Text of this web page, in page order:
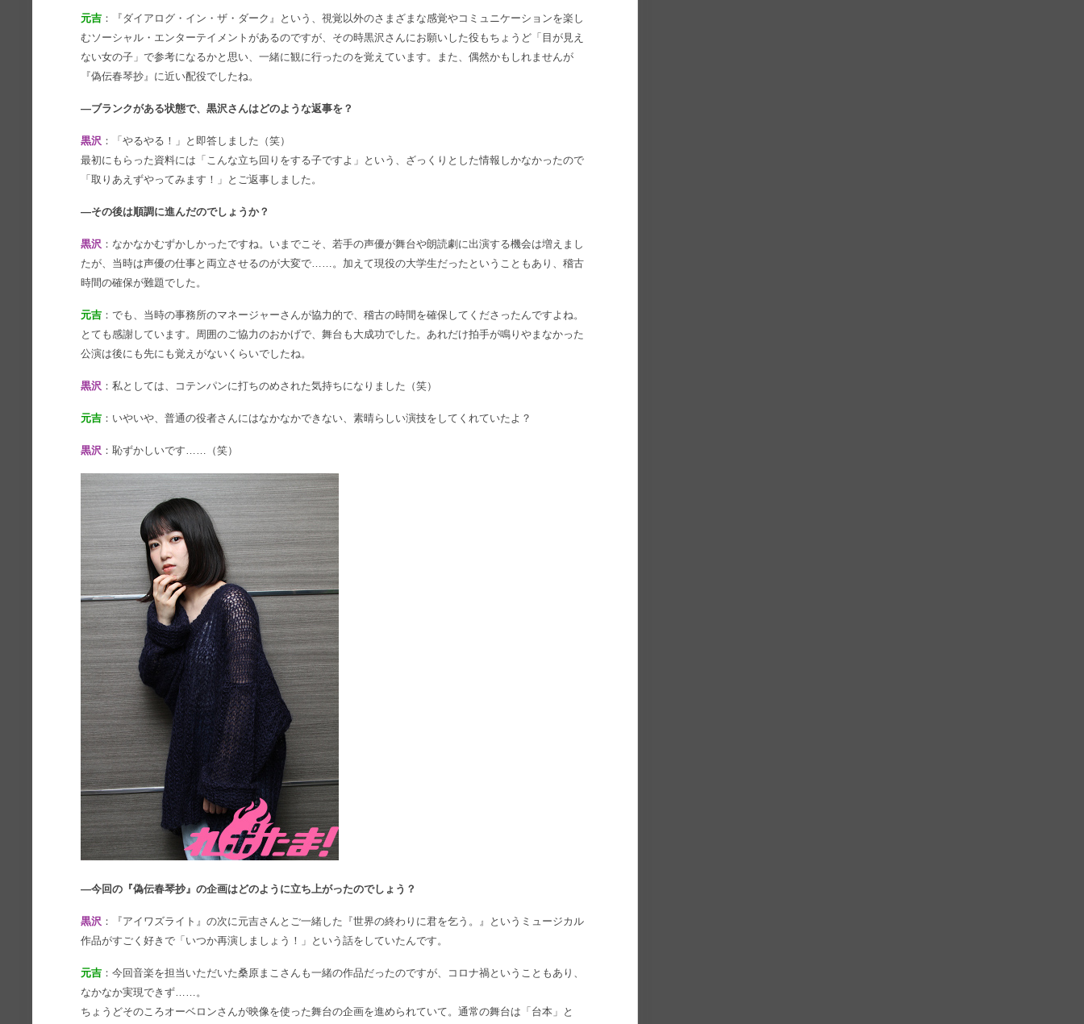
元吉 ：『ダイアログ・イン・ザ・ダーク』という、視覚以外のさまざまな感覚やコミュニケーションを楽し
むソーシャル・エンターテイメントがあるのですが、その時黒沢さんにお願いした役もちょうど「目が見え
ない女の子」で参考になるかと思い、一緒に観に行ったのを覚えています。また、偶然かもしれませんが
『偽伝春琴抄』に近い配役でしたね。
―ブランクがある状態で、黒沢さんはどのような返事を？
黒沢 ：「やるやる！」と即答しました（笑）
最初にもらった資料には「こんな立ち回りをする子ですよ」という、ざっくりとした情報しかなかったので
「取りあえずやってみます！」とご返事しました。
―その後は順調に進んだのでしょうか？
黒沢 ：なかなかむずかしかったですね。いまでこそ、若手の声優が舞台や朗読劇に出演する機会は増えまし
たが、当時は声優の仕事と両立させるのが大変で……。加えて現役の大学生だったということもあり、稽古
時間の確保が難題でした。
元吉 ：でも、当時の事務所のマネージャーさんが協力的で、稽古の時間を確保してくださったんですよね。
とても感謝しています。周囲のご協力のおかげで、舞台も大成功でした。あれだけ拍手が鳴りやまなかった
公演は後にも先にも覚えがないくらいでしたね。
黒沢 ：私としては、コテンパンに打ちのめされた気持ちになりました（笑）
元吉 ：いやいや、普通の役者さんにはなかなかできない、素晴らしい演技をしてくれていたよ？
黒沢 ：恥ずかしいです……（笑）
―今回の『偽伝春琴抄』の企画はどのように立ち上がったのでしょう？
黒沢 ：『アイワズライト』の次に元吉さんとご一緒した『世界の終わりに君を乞う。』というミュージカル
作品がすごく好きで「いつか再演しましょう！」という話をしていたんです。
元吉 ：今回音楽を担当いただいた桑原まこさんも一緒の作品だったのですが、コロナ禍ということもあり、
なかなか実現できず……。
ちょうどそのころオーベロンさんが映像を使った舞台の企画を進められていて。通常の舞台は「台本」と